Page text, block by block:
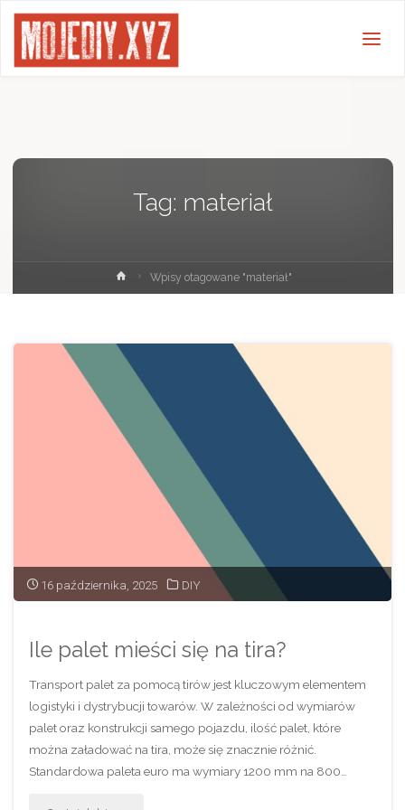
Tag: materiał
Strona
główna
Wpisy otagowane "materiał"
16 października, 2025 DIY
Ile palet mieści się na tira?
Transport palet za pomocą tirów jest kluczowym elementem
logistyki i dystrybucji towarów. W zależności od wymiarów
palet oraz konstrukcji samego pojazdu, ilość palet, które
można załadować na tira, może się znacznie różnić.
Standardowa paleta euro ma wymiary 1200 mm na 800…